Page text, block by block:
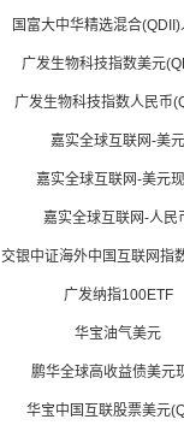
国富大中华精选混合
广发生物科技指数美元
广发生物科技指数人民币
嘉实全球互联网-美
嘉实全球互联网-美元
嘉实全球互联网-人民
交银中证海外中国互联网指
广发纳指100ETF
华宝油气美元
鹏华全球高收益债美元
华宝中国互联股票美元